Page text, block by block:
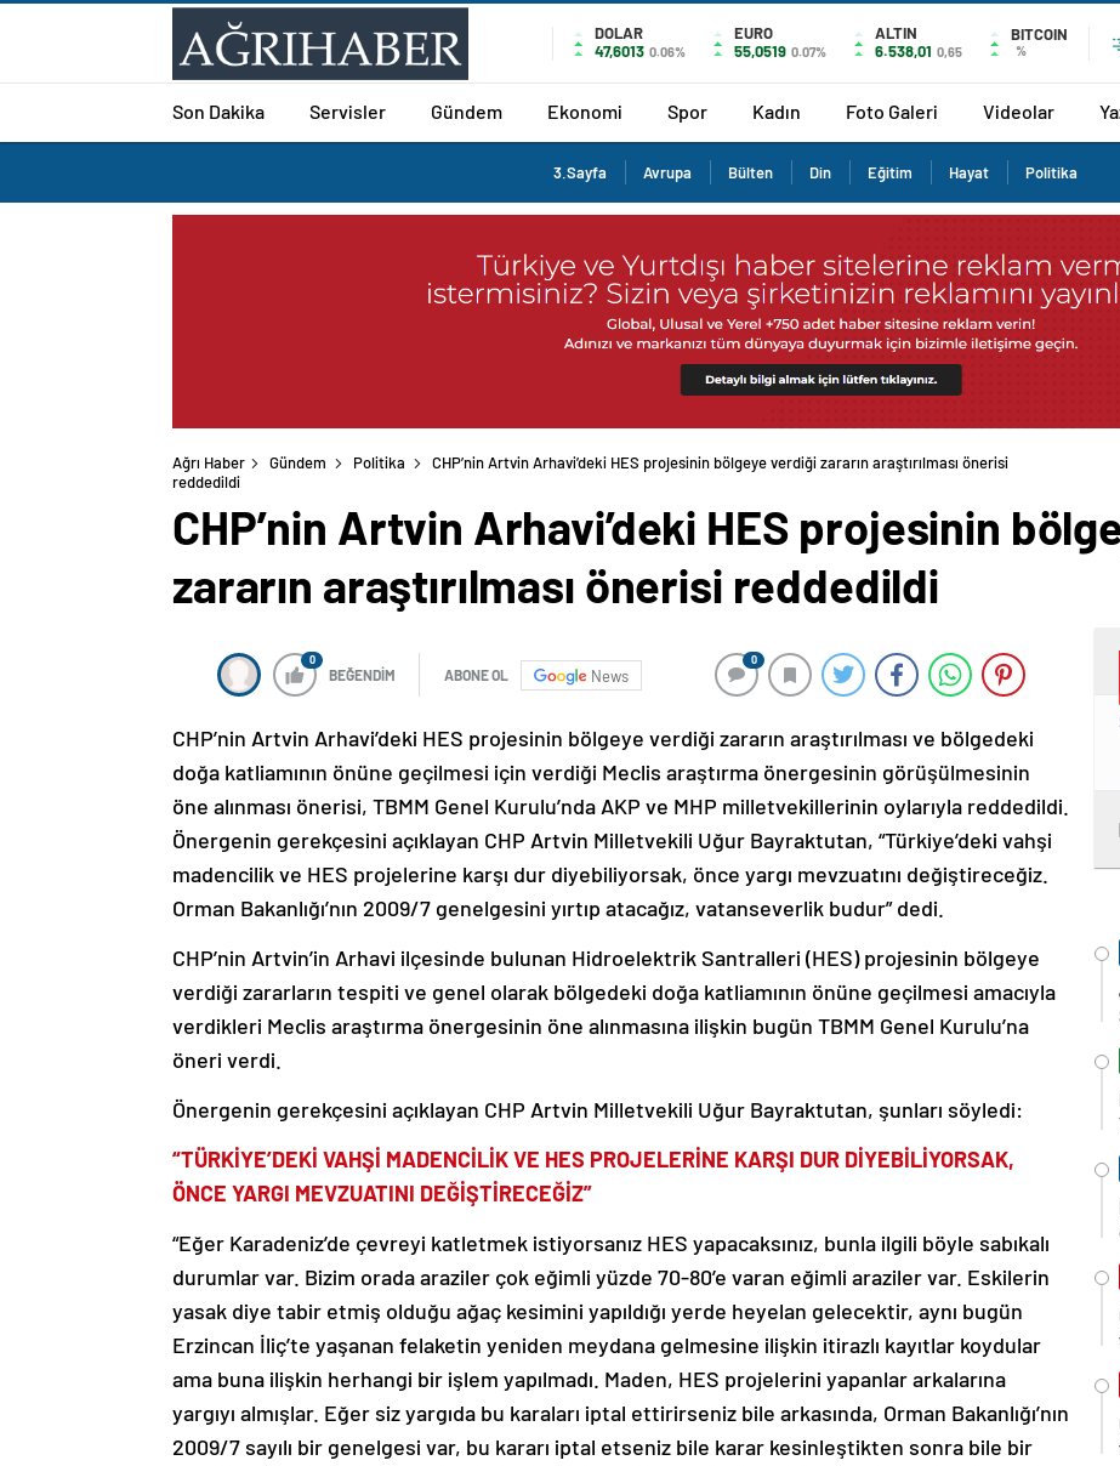
DOLAR
47,6013 0.06%
EURO
55,0519 0.07%
ALTIN
6.538,01 0,65
BITCOIN
%
Son Dakika Servisler Gündem Ekonomi Spor Kadın Foto Galeri Videolar
3.Sayfa Avrupa Bülten Din Eğitim Hayat Politika
Ağrı Haber Gündem Politika
CHP’nin Artvin Arhavi’deki HES projesinin bölgeye verdiği zararın araştırılması önerisi
reddedildi
CHP’nin Artvin Arhavi’deki HES projesinin
zararın araştırılması önerisi reddedildi
0
BEĞENDİM ABONE OL News
0
CHP’nin Artvin Arhavi’deki HES projesinin bölgeye verdiği zararın araştırılması ve bölgedeki
doğa katliamının önüne geçilmesi için verdiği Meclis araştırma önergesinin görüşülmesinin
öne alınması önerisi, TBMM Genel Kurulu’nda AKP ve MHP milletvekillerinin oylarıyla reddedildi.
Önergenin gerekçesini açıklayan CHP Artvin Milletvekili Uğur Bayraktutan, “Türkiye’deki vahşi
madencilik ve HES projelerine karşı dur diyebiliyorsak, önce yargı mevzuatını değiştireceğiz.
Orman Bakanlığı’nın 2009/7 genelgesini yırtıp atacağız, vatanseverlik budur” dedi.
CHP’nin Artvin’in Arhavi ilçesinde bulunan Hidroelektrik Santralleri (HES) projesinin bölgeye
verdiği zararların tespiti ve genel olarak bölgedeki doğa katliamının önüne geçilmesi amacıyla
verdikleri Meclis araştırma önergesinin öne alınmasına ilişkin bugün TBMM Genel Kurulu’na
öneri verdi.
Önergenin gerekçesini açıklayan CHP Artvin Milletvekili Uğur Bayraktutan, şunları söyledi:
“TÜRKİYE’DEKİ VAHŞİ MADENCİLİK VE HES PROJELERİNE KARŞI DUR DİYEBİLİYORSAK,
ÖNCE YARGI MEVZUATINI DEĞİŞTİRECEĞİZ”
“Eğer Karadeniz’de çevreyi katletmek istiyorsanız HES yapacaksınız, bunla ilgili böyle sabıkalı
durumlar var. Bizim orada araziler çok eğimli yüzde 70-80’e varan eğimli araziler var. Eskilerin
yasak diye tabir etmiş olduğu ağaç kesimini yapıldığı yerde heyelan gelecektir, aynı bugün
Erzincan İliç’te yaşanan felaketin yeniden meydana gelmesine ilişkin itirazlı kayıtlar koydular
ama buna ilişkin herhangi bir işlem yapılmadı. Maden, HES projelerini yapanlar arkalarına
yargıyı almışlar. Eğer siz yargıda bu karaları iptal ettirirseniz bile arkasında, Orman Bakanlığı’nın
2009/7 sayılı bir genelgesi var, bu kararı iptal etseniz bile karar kesinleştikten sonra bile bir